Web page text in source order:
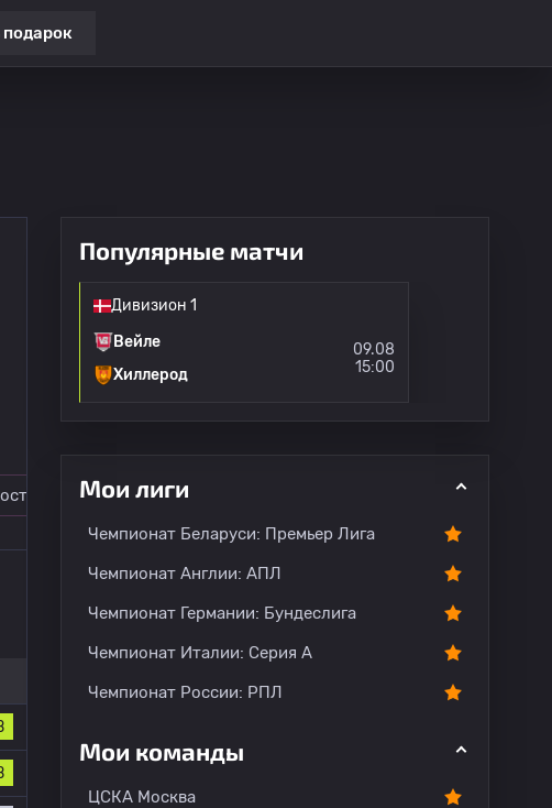
подарок
Популярные матчи
Дивизион 1
Вейле
Хиллерод
09.08
15:00
Мои лиги
Чемпионат Беларуси: Премьер Лига
Чемпионат Англии: АПЛ
Чемпионат Германии: Бундеслига
Чемпионат Италии: Серия А
Чемпионат России: РПЛ
Мои команды
ЦСКА Москва